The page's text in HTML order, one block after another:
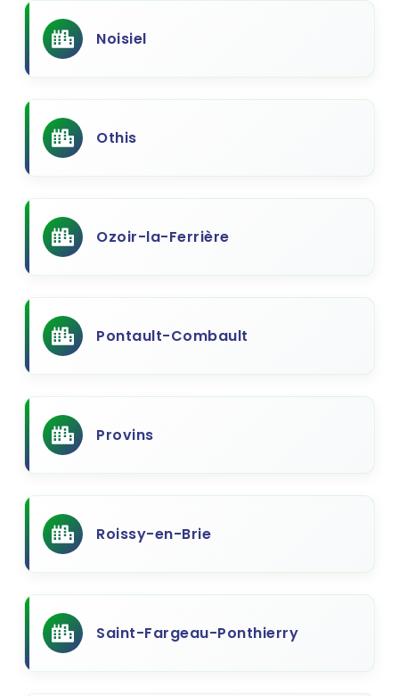
Noisiel
Othis
Ozoir-la-Ferrière
Pontault-Combault
Provins
Roissy-en-Brie
Saint-Fargeau-Ponthierry